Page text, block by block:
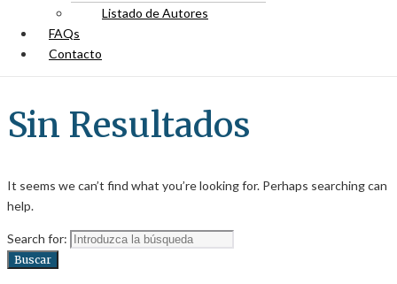
Listado de Autores
FAQs
Contacto
Sin Resultados
It seems we can’t find what you’re looking for. Perhaps searching can
help.
Search for:
Buscar